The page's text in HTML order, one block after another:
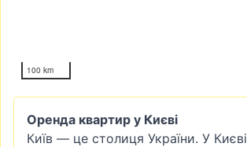
100 km
Оренда квартир у Києві
Київ — це столиця України. У Києві